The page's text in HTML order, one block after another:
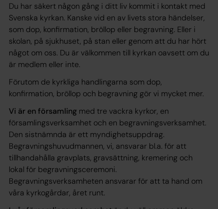
Du har säkert någon gång i ditt liv kommit i kontakt med
Svenska kyrkan. Kanske vid en av livets stora händelser,
som dop, konfirmation, bröllop eller begravning. Eller i
skolan, på sjukhuset, på stan eller genom att du har hört
något om oss. Du är välkommen till kyrkan oavsett om du
är medlem eller inte.
Förutom de kyrkliga handlingarna som dop,
konfirmation, bröllop och begravning gör vi mycket mer.
Vi är en församling med tre vackra kyrkor, en
församlingsverksamhet och en begravningsverksamhet.
Den sistnämnda är ett myndighetsuppdrag.
Begravningshuvudmannen, vi, ansvarar bl.a. för att
tillhandahålla gravplats, gravsättning, kremering och
lokal för begravningsceremoni.
Begravningsverksamheten ansvarar för att ta hand om
våra kyrkogårdar, året runt.